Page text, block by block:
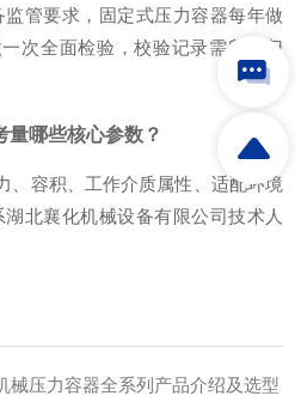
管要求，固定式压力容器每年做
次全面检验，校验记录需留存归
量哪些核心参数？
、容积、工作介质属性、适配环境
北襄化机械设备有限公司技术人
械压力容器全系列产品介绍及选型